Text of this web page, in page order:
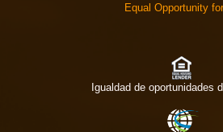
Equal Opportunity for
Igualdad de oportunidades